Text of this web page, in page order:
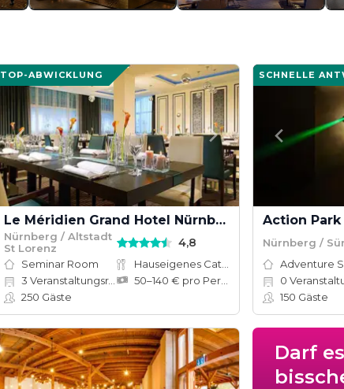
TOP-ABWICKLUNG
Le Méridien Grand Hotel Nürnberg
Nürnberg / Altstadt
St Lorenz
4,8
Seminar Room
3 Veranstaltungsräume
250 Gäste
SCHNELLE
Action Park
Nürnberg /
0
150 Gäste
Darf